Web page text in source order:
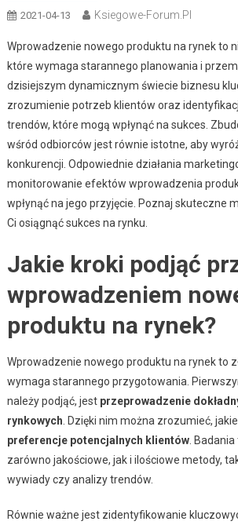
2021-04-13 Ksiegowe-Forum.pl
Wprowadzenie nowego produktu na rynek to
które wymaga starannego planowania i
dzisiejszym dynamicznym świecie biznesu
zrozumienie potrzeb klientów oraz
trendów, które mogą wpłynąć na sukces.
wśród odbiorców jest równie istotne, aby
konkurencji. Odpowiednie działania
monitorowanie efektów wprowadzenia
wpłynąć na jego przyjęcie. Poznaj skuteczne
Ci osiągnąć sukces na rynku.
Jakie kroki podjąć
wprowadzeniem
produktu na rynek?
Wprowadzenie nowego produktu na rynek to
wymaga starannego przygotowania.
należy podjąć, jest przeprowadzenie
rynkowych . Dzięki nim można zrozumieć,
preferencje potencjalnych klientów.
zarówno jakościowe, jak i ilościowe metody,
wywiady czy analizy trendów.
Równie ważne jest zidentyfikowanie